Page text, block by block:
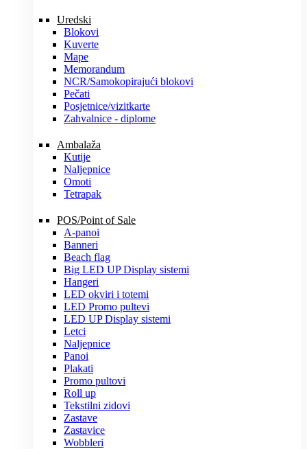
Uredski
Blokovi
Kuverte
Mape
Memorandum
NCR/Samokopirajući blokovi
Pečati
Posjetnice/vizitkarte
Zahvalnice - diplome
Ambalaža
Kutije
Naljepnice
Omoti
Tetrapak
POS/Point of Sale
A-panoi
Banneri
Beach flag
Big LED UP Display sistemi
Hangeri
LED okviri i totemi
LED Promo pultevi
LED UP Display sistemi
Letci
Naljepnice
Panoi
Plakati
Promo pultovi
Roll up
Tekstilni zidovi
Zastave
Zastavice
Wobbleri